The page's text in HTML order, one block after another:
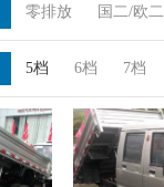
零排放 国二/欧二
5档 6档 7档